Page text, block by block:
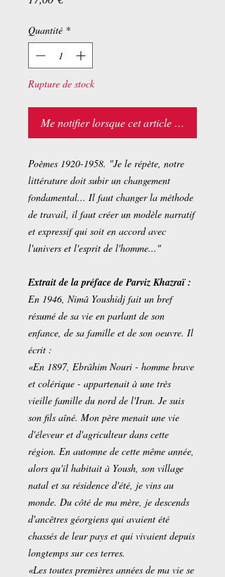
Quantité *
Rupture de stock
Me notifier lorsque cet article est
Poèmes 1920-1958. "Je le répète, notre
littérature doit subir un changement
fondamental... Il faut changer la méthode
de travail, il faut créer un modèle narratif
et expressif qui soit en accord avec
l'univers et l'esprit de l'homme..."
Extrait de la préface de Parviz Khazraï :
En 1946, Nimâ Youshidj fait un bref
résumé de sa vie en parlant de son
enfance, de sa famille et de son oeuvre. Il
écrit :
«En 1897, Ebrâhim Nouri - homme brave
et colérique - appartenait à une très
vieille famille du nord de l'Iran. Je suis
son fils aîné. Mon père menait une vie
d'éleveur et d'agriculteur dans cette
région. En automne de cette même année,
alors qu'il habitait à Yoush, son village
natal et sa résidence d'été, je vins au
monde. Du côté de ma mère, je descends
d'ancêtres géorgiens qui avaient été
chassés de leur pays et qui vivaient depuis
longtemps sur ces terres.
«Les toutes premières années de ma vie se